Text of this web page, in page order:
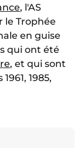
, l'AS
le Trophée
en guise
qui ont été
, et qui sont
1985,